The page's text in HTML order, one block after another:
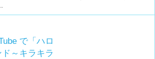
で「ハロ
～キラキラ